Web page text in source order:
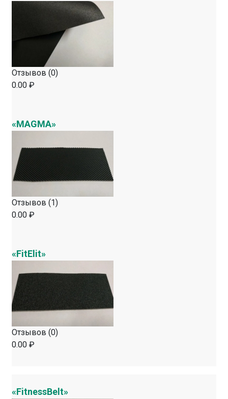
Отзывов (0)
0.00 ₽
«MAGMA»
Отзывов (1)
0.00 ₽
«FitElit»
Отзывов (0)
0.00 ₽
«FitnessBelt»